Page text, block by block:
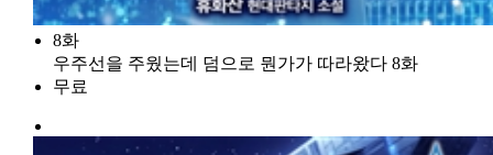
8화
우주선을 주웠는데 덤으로 뭔가가 따라왔다 8화
무료